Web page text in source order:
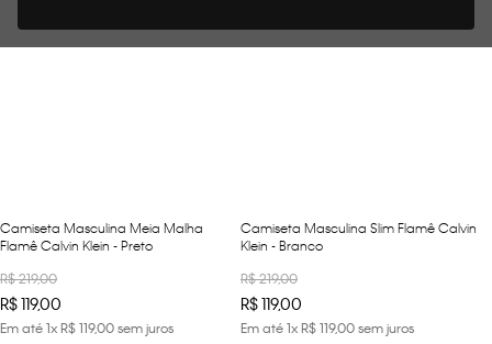
nosso Aviso de Privacidade. Quando você visita nosso site,
Camiseta Masculina Meia Malha
Flamê Calvin Klein - Preto
R$219,00
R$119,00
Em até1xR$119,00sem juros
Camiseta Masculina Slim Flamê Calvin
Klein - Branco
R$219,00
R$119,00
Em até1xR$119,00sem juros